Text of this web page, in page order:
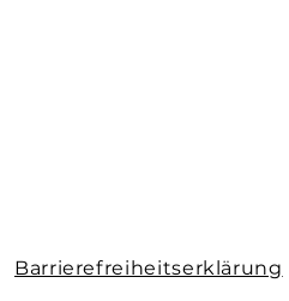
Barrierefreiheitserklärung